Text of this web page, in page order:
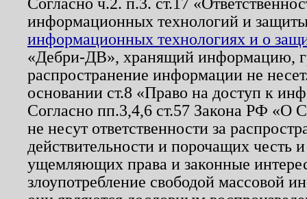
информационных технологий и
информационных технологиях и о
«Дебри-ДВ», хранящий информацию,
распространение информации не
основании ст.8 «Право на доступ к
Согласно пп.3,4,6 ст.57 Закона РФ «О
не несут ответственности за
действительности и порочащих честь
ущемляющих права и законные
злоупотребление свободой массовой